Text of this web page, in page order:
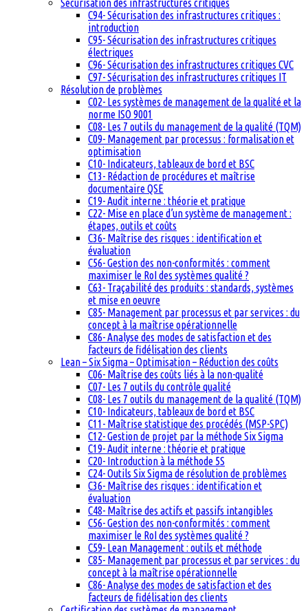
Sécurisation des infrastructures critiques
C94- Sécurisation des infrastructures critiques :
introduction
C95- Sécurisation des infrastructures critiques
électriques
C96- Sécurisation des infrastructures critiques CVC
C97- Sécurisation des infrastructures critiques IT
Résolution de problèmes
C02- Les systèmes de management de la qualité et la
norme ISO 9001
C08- Les 7 outils du management de la qualité (TQM)
C09- Management par processus : formalisation et
optimisation
C10- Indicateurs, tableaux de bord et BSC
C13- Rédaction de procédures et maîtrise
documentaire QSE
C19- Audit interne : théorie et pratique
C22- Mise en place d’un système de management :
étapes, outils et coûts
C36- Maîtrise des risques : identification et
évaluation
C56- Gestion des non-conformités : comment
maximiser le RoI des systèmes qualité ?
C63- Traçabilité des produits : standards, systèmes
et mise en oeuvre
C85- Management par processus et par services : du
concept à la maîtrise opérationnelle
C86- Analyse des modes de satisfaction et des
facteurs de fidélisation des clients
Lean – Six Sigma – Optimisation – Réduction des coûts
C06- Maîtrise des coûts liés à la non-qualité
C07- Les 7 outils du contrôle qualité
C08- Les 7 outils du management de la qualité (TQM)
C10- Indicateurs, tableaux de bord et BSC
C11- Maîtrise statistique des procédés (MSP-SPC)
C12- Gestion de projet par la méthode Six Sigma
C19- Audit interne : théorie et pratique
C20- Introduction à la méthode 5S
C24- Outils Six Sigma de résolution de problèmes
C36- Maîtrise des risques : identification et
évaluation
C48- Maîtrise des actifs et passifs intangibles
C56- Gestion des non-conformités : comment
maximiser le RoI des systèmes qualité ?
C59- Lean Management : outils et méthode
C85- Management par processus et par services : du
concept à la maîtrise opérationnelle
C86- Analyse des modes de satisfaction et des
facteurs de fidélisation des clients